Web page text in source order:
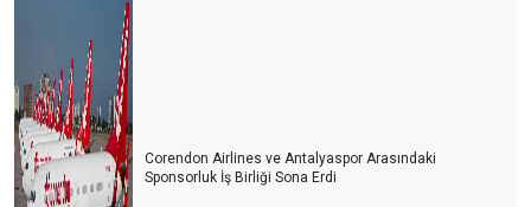
Antalya'nın sahilleri dolu ama turistle değil
Turizmcinin oksijeni tükenmek üzere
Turizmde umutlar temmuz ayına kaldı
Turisti mi çalışanlardan, çalışanları mı turistten koruyacağız?
Usulca turistin yanına sokuldum
Corendon Airlines ve Antalyaspor Arasındaki
Sponsorluk İş Birliği Sona Erdi